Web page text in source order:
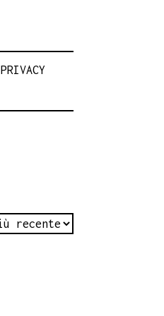
PRIVACY